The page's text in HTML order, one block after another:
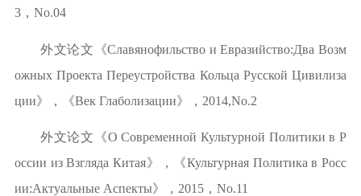
3，No.04
外文论文 《Славянофильство и Евразийство:Два Возм
ожных Проекта Переустройства Кольца Русской Цивилиза
ции》 ， 《Век Глаболизации》 ， 2014,No.2
外文论文 《О Современной Культурной Политики в Р
оссии из Взгляда Китая》，《Культурная Политика в Росс
ии:Актуальные Аспекты》 ， 2015， No.11